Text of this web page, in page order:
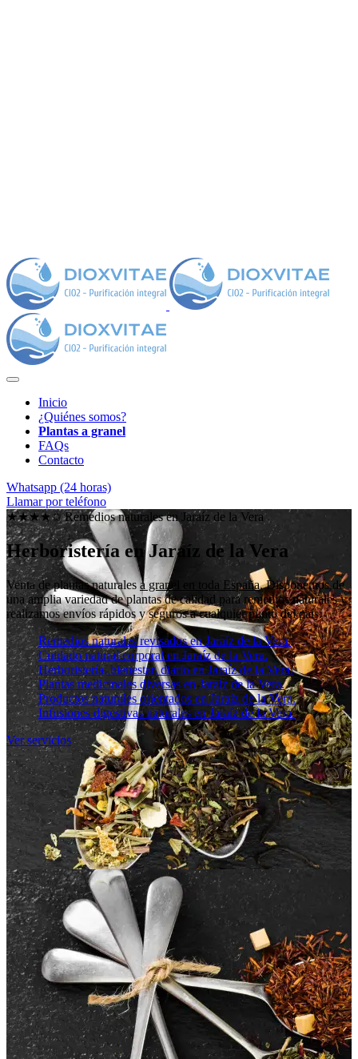
Inicio
¿Quiénes somos?
Plantas a granel
FAQs
Contacto
Whatsapp (24 horas)
Llamar por teléfono
★★★★✩ Remedios naturales en Jaraíz de la Vera
Herboristería en Jaraíz de la Vera
Venta de plantas naturalesa granel en toda España. Disponemos de
una amplia variedad de plantas de calidad para remedios naturales y
realizamos envíos rápidos y seguros a cualquier punto del país.
Remedios naturales revisados en Jaraíz de la Vera.
Cuidado natural corporal en Jaraíz de la Vera.
Herboristería, bienestar, diario en Jaraíz de la Vera.
Plantas medicinales diversas en Jaraíz de la Vera.
Productos naturales orientados en Jaraíz de la Vera.
Infusiones digestivas naturales en Jaraíz de la Vera.
Ver servicios